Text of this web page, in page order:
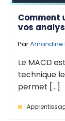
Comment
vos
ParAmandine
Le MACD
technique
permet [...]